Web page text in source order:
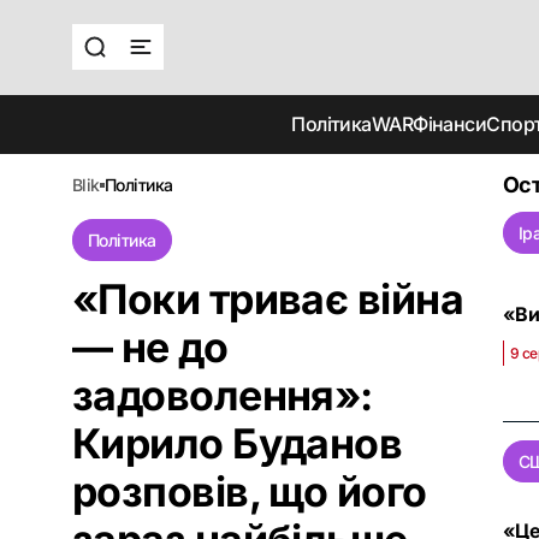
ПолітикаWARФінанси
blik політика
Політика
«Поки триває війна
— не до
задоволення»:
Кирило Буданов
розповів, що його
9